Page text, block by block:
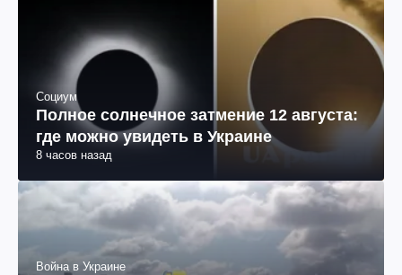
Социум
Полное солнечное затмение 12 августа:
где можно увидеть в Украине
8 часов назад
Война в Украине